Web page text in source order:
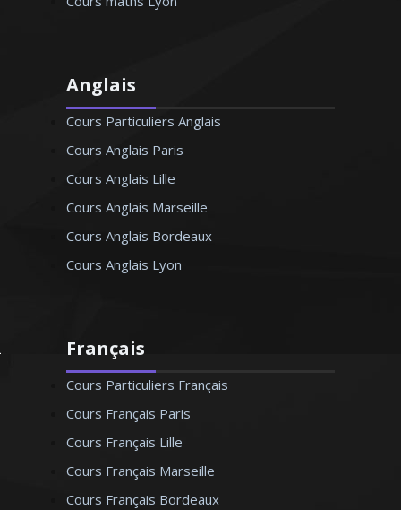
Anglais
Cours Particuliers Anglais
Cours Anglais Paris
Cours Anglais Lille
Cours Anglais Marseille
Cours Anglais Bordeaux
Cours Anglais Lyon
Français
Cours Particuliers Français
Cours Français Paris
Cours Français Lille
Cours Français Marseille
Cours Français Bordeaux